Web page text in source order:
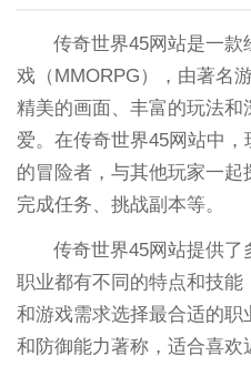
传奇世界45网站是一
戏（MMORPG），由著名
精美的画面、丰富的玩法
爱。在传奇世界45网站中
的冒险者，与其他玩家一
完成任务、挑战副本等。
传奇世界45网站提供
职业都有不同的特点和技
和游戏需求选择最合适的
和防御能力著称，适合喜